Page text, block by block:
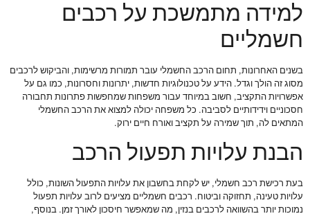
למידה מתמשכת על רכבים
חשמליים
בשנים האחרונות, תחום הרכב החשמלי עובר תמורות מרשימות, והביקוש לרכבים
מסוג זה הולך וגדל. הידע על טכנולוגיות חדשות, יתרונות וחסרונות, כמו גם על
אפשרויות התקציב, חשוב במיוחד עבור משפחות שמחפשות פתרונות תחבורה
חסכוניים וידידותיים לסביבה. כל משפחה יכולה למצוא את הרכב החשמלי
המתאים לה, תוך שמירה על תקציב ואורח חיים ירוק.
הבנת עלויות תפעול הרכב
בעת רכישת רכב חשמלי, יש לקחת בחשבון את עלויות התפעול השונות, כולל
עלויות טעינה, תחזוקה וביטוח. רכבים חשמליים מציעים לרוב עלויות תפעול
נמוכות יותר בהשוואה לרכבים בנזין, מה שמאפשר חיסכון לאורך זמן. בנוסף,